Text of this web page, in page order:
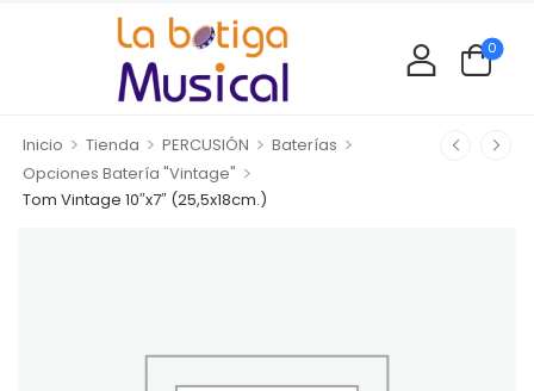
0
Inicio > Tienda > PERCUSIÓN > Baterías >
Opciones Batería "Vintage" >
Tom Vintage 10″x7″ (25,5x18cm.)